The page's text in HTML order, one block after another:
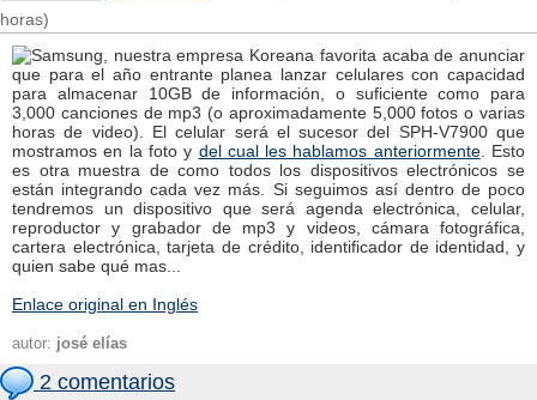
horas)
Samsung, nuestra empresa Koreana favorita acaba de anunciar
que para el año entrante planea lanzar celulares con capacidad
para almacenar 10GB de información, o suficiente como para
3,000 canciones de mp3 (o aproximadamente 5,000 fotos o varias
horas de video). El celular será el sucesor del SPH-V7900 que
mostramos en la foto y del cual les hablamos anteriormente. Esto
es otra muestra de como todos los dispositivos electrónicos se
están integrando cada vez más. Si seguimos así dentro de poco
tendremos un dispositivo que será agenda electrónica, celular,
reproductor y grabador de mp3 y videos, cámara fotográfica,
cartera electrónica, tarjeta de crédito, identificador de identidad, y
quien sabe qué mas...
Enlace original en Inglés
autor: josé elías
2 comentarios